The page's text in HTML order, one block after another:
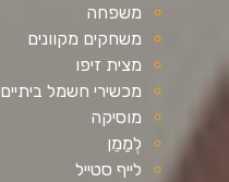
משפחה
משחקים מקוונים
מצית זיפו
מכשירי חשמל ביתיים
מוסיקה
לְמַמֵן
לייף סטייל